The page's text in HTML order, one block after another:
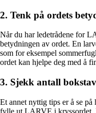
2. Tenk på ordets
Når du har ledetrådene for
betydningen av ordet. En
som for eksempel
ordet kan hjelpe deg med å
3. Sjekk antall
Et annet nyttig tips er å se
fylle ut LARVE i kryssordet.